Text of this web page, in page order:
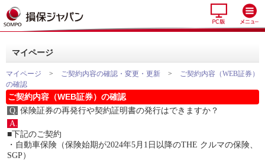
マイページ
マイページ > ご契約内容の確認・変更・更新 >
ご契約内容（WEB証券）
の確認
ご契約内容（WEB証券）の確認
Q. 保険証券の再発行や契約証明書の発行はできますか？
A.
■下記のご契約
・自動車保険（保険始期が2024年5月1日以降のTHE クルマの保険、
SGP）